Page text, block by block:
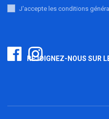
J'accepte les conditions
REJOIGNEZ-NOUS SUR